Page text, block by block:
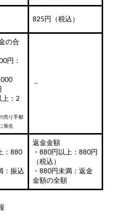
825円（税込）
の合
円：
上：2
売り手都
発生
－
：880
：振込
返金金額
・880円以上：880円
（税込）
・880円未満：返金
金額の全額